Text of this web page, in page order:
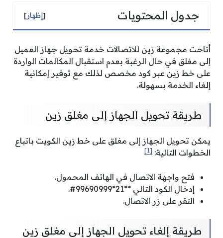
جدول المحتويات [إظهار]
أتاحت مجموعة زين للاتصالات خدمة تحويل جهاز العميل
إلى مغلق في حال الرغبة بعدم استقبال المكالمات الواردة
على خط زين عبر كود مخصص لذلك مع توفير إمكانية
إلغاء الخدمة بسهولة.
طريقة تحويل الجهاز إلى مغلق زين
يمكن تحويل الجهاز إلى مغلق على خط زين الكويت باتباع
الخطوات التالية: [1]
فتح واجهة الاتصال في الهاتف المحمول.
إدخال الكود التالي **21*99690999#.
النقر على زر الاتصال.
طريقة إلغاء تحويل الجهاز إلى مغلق زين